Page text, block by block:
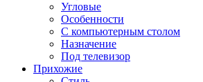
Угловые
Особенности
С компьютерным столом
Назначение
Под телевизор
Прихожие